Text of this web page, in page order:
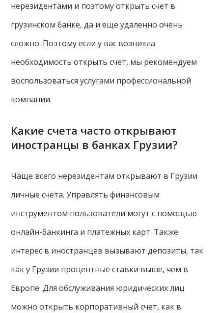
нерезидентами и поэтому открыть счет в
грузинском банке, да и еще удаленно очень
сложно. Поэтому если у вас возникла
необходимость открыть счет, мы рекомендуем
воспользоваться услугами профессиональной
компании.
Какие счета часто открывают
иностранцы в банках Грузии?
Чаще всего нерезидентам открывают в Грузии
личные счета. Управлять финансовым
инструментом пользователи могут с помощью
онлайн-банкинга и платежных карт. Также
интерес в иностранцев вызывают депозиты, так
как у Грузии процентные ставки выше, чем в
Европе. Для обслуживания юридических лиц
можно открыть корпоративный счет, как в